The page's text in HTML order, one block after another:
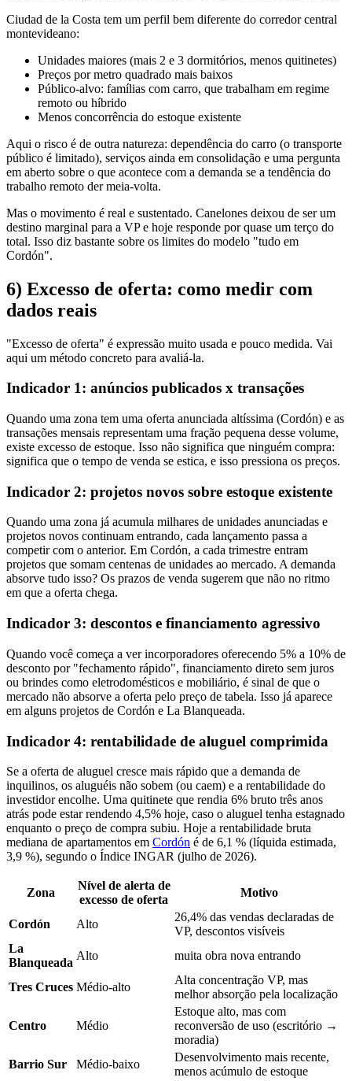
Ciudad de la Costa tem um perfil bem diferente do corredor central
montevideano:
Unidades maiores (mais 2 e 3 dormitórios, menos quitinetes)
Preços por metro quadrado mais baixos
Público-alvo: famílias com carro, que trabalham em regime
remoto ou híbrido
Menos concorrência do estoque existente
Aqui o risco é de outra natureza: dependência do carro (o transporte
público é limitado), serviços ainda em consolidação e uma pergunta
em aberto sobre o que acontece com a demanda se a tendência do
trabalho remoto der meia-volta.
Mas o movimento é real e sustentado. Canelones deixou de ser um
destino marginal para a VP e hoje responde por quase um terço do
total. Isso diz bastante sobre os limites do modelo "tudo em
Cordón".
6) Excesso de oferta: como medir com
dados reais
"Excesso de oferta" é expressão muito usada e pouco medida. Vai
aqui um método concreto para avaliá-la.
Indicador 1: anúncios publicados x transações
Quando uma zona tem uma oferta anunciada altíssima (Cordón) e as
transações mensais representam uma fração pequena desse volume,
existe excesso de estoque. Isso não significa que ninguém compra:
significa que o tempo de venda se estica, e isso pressiona os preços.
Indicador 2: projetos novos sobre estoque existente
Quando uma zona já acumula milhares de unidades anunciadas e
projetos novos continuam entrando, cada lançamento passa a
competir com o anterior. Em Cordón, a cada trimestre entram
projetos que somam centenas de unidades ao mercado. A demanda
absorve tudo isso? Os prazos de venda sugerem que não no ritmo
em que a oferta chega.
Indicador 3: descontos e financiamento agressivo
Quando você começa a ver incorporadores oferecendo 5% a 10% de
desconto por "fechamento rápido", financiamento direto sem juros
ou brindes como eletrodomésticos e mobiliário, é sinal de que o
mercado não absorve a oferta pelo preço de tabela. Isso já aparece
em alguns projetos de Cordón e La Blanqueada.
Indicador 4: rentabilidade de aluguel comprimida
Se a oferta de aluguel cresce mais rápido que a demanda de
inquilinos, os aluguéis não sobem (ou caem) e a rentabilidade do
investidor encolhe. Uma quitinete que rendia 6% bruto três anos
atrás pode estar rendendo 4,5% hoje, caso o aluguel tenha estagnado
enquanto o preço de compra subiu. Hoje a rentabilidade bruta
mediana de apartamentos em Cordón é de 6,1 % (líquida estimada,
3,9 %), segundo o Índice INGAR (julho de 2026).
Zona
Nível de alerta de
excesso de oferta
Motivo
Cordón Alto
26,4% das vendas declaradas de
VP, descontos visíveis
La
Blanqueada
Alto muita obra nova entrando
Tres Cruces Médio-alto
Alta concentração VP, mas
melhor absorção pela localização
Centro Médio
Estoque alto, mas com
reconversão de uso (escritório →
moradia)
Barrio Sur
Médio-baixo
Desenvolvimento mais recente,
menos acúmulo de estoque